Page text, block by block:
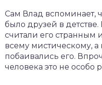
Сам Влад вспоминает,
было друзей в
считали его странным
всему мистическому, а
побаивались его.
человека это не особо